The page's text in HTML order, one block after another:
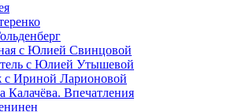
с Юлией Свинцовой
с Юлией Утышевой
с Ириной Ларионовой
Калачёва. Впечатления